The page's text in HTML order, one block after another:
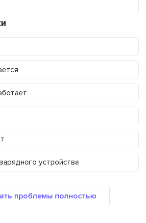
устройства